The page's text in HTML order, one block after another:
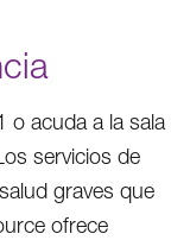
o acuda a la sala
servicios de
graves que
ofrece